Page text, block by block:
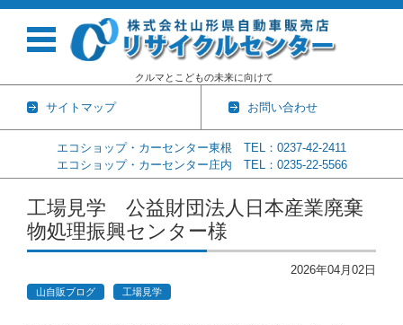
クルマとこどもの未来に向けて
サイトマップ お問い合わせ
エコショップ・カーセンター東根 TEL：0237-42-2411
エコショップ・カーセンター庄内 TEL：0235-22-5566
コンテンツに移動
工場見学 公益財団法人日本産業廃棄
物処理振興センター様
2026年04月02日
山自販ブログ 工場見学